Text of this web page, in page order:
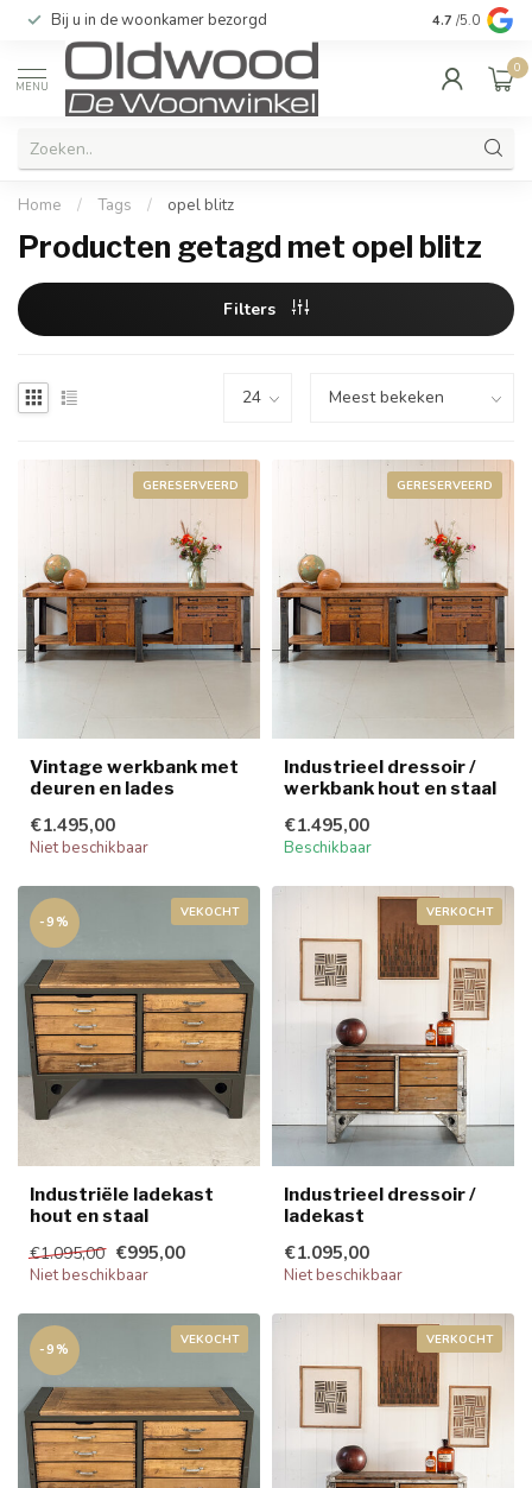
Bij u in de woonkamer bezorgd Kwaliteit &
4.7 /5.0
MENU
0
Home / Tags / opel blitz
Producten getagd met opel blitz
Filters
GERESERVEERD
Vintage werkbank met
deuren en lades
€1.495,00
Niet beschikbaar
GERESERVEERD
Industrieel dressoir /
werkbank hout en staal
€1.495,00
Beschikbaar
VEKOCHT
-9%
Industriële ladekast
hout en staal
€1.095,00 €995,00
Niet beschikbaar
VERKOCHT
Industrieel dressoir /
ladekast
€1.095,00
Niet beschikbaar
VEKOCHT
-9%
VERKOCHT